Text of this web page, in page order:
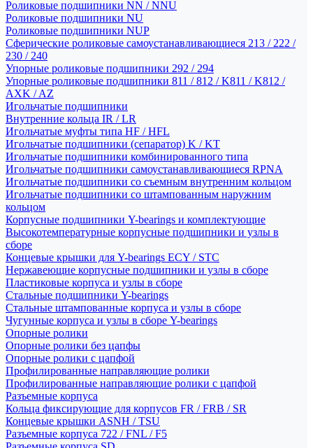
Роликовые подшипники NN / NNU
Роликовые подшипники NU
Роликовые подшипники NUP
Сферические роликовые самоустанавливающиеся 213 / 222 /
230 / 240
Упорные роликовые подшипники 292 / 294
Упорные роликовые подшипники 811 / 812 / K811 / K812 /
AXK / AZ
Игольчатые подшипники
Внутренние кольца IR / LR
Игольчатые муфты типа HF / HFL
Игольчатые подшипники (сепаратор) K / KT
Игольчатые подшипники комбинированного типа
Игольчатые подшипники самоустанавливающиеся RPNA
Игольчатые подшипники со съемным внутренним кольцом
Игольчатые подшипники со штампованным наружним
кольцом
Корпусные подшипники Y-bearings и комплектующие
Высокотемпературные корпусные подшипники и узлы в
сборе
Концевые крышки для Y-bearings ECY / STC
Нержавеющие корпусные подшипники и узлы в сборе
Пластиковые корпуса и узлы в сборе
Стальные подшипники Y-bearings
Стальные штампованные корпуса и узлы в сборе
Чугунные корпуса и узлы в сборе Y-bearings
Опорные ролики
Опорные ролики без цапфы
Опорные ролики с цапфой
Профилированные направляющие ролики
Профилированные направляющие ролики с цапфой
Разъемные корпуса
Кольца фиксирующие для корпусов FR / FRB / SR
Концевые крышки ASNH / TSU
Разъемные корпуса 722 / FNL / F5